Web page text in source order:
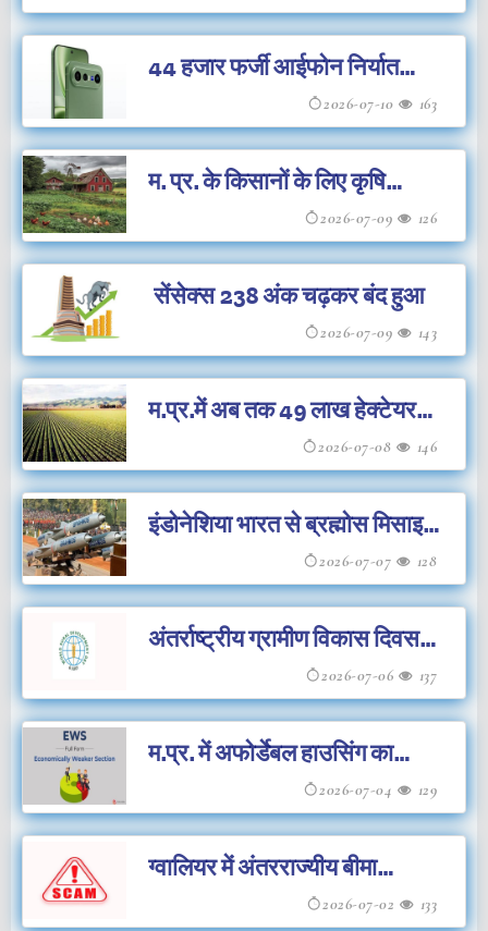
44 हजार फर्जी आईफोन निर्यात
घोटाले में चार्जशीट दायर2026-07-10 163
म. प्र. के किसानों के लिए कृषि
2026-07-09 126
सेंसेक्स 238 अंक चढ़कर बंद हुआ
2026-07-09 143
म.प्र.में अब तक 49 लाख हेक्टेयर
2026-07-08 146
इंडोनेशिया भारत से ब्रह्मोस मिसाइल
2026-07-07 128
अंतर्राष्ट्रीय ग्रामीण विकास दिवस
2026-07-06 137
म.प्र. में अफोर्डेबल हाउसिंग का
दायरा 642 वर्गफीट करने की तैयारी
2026-07-04 129
ग्वालियर में अंतरराज्यीय बीमा
सिंडिकेट का भंडाफोड़2026-07-02 133